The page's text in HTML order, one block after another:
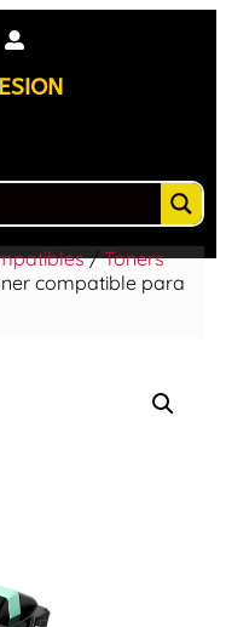
/Toners
compatible para